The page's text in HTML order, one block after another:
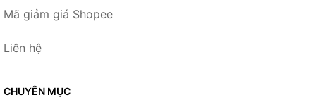
Mã giảm giá Shopee
Liên hệ
CHUYÊN MỤC